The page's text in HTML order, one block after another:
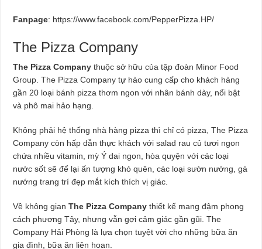
Fanpage: https://www.facebook.com/PepperPizza.HP/
The Pizza Company
The Pizza Companythuộc sở hữu của tập đoàn Minor Food
Group. The Pizza Company tự hào cung cấp cho khách hàng
gần 20 loại bánh pizza thơm ngon với nhân bánh dày, nổi bật
và phô mai hảo hạng.
Không phải hệ thống nhà hàng pizza thì chỉ có pizza, The Pizza
Company còn hấp dẫn thực khách với salad rau củ tươi ngon
chứa nhiều vitamin, mỳ Ý dai ngon, hòa quyện với các loại
nước sốt sẽ để lại ấn tượng khó quên, các loại sườn nướng, gà
nướng trang trí đẹp mắt kích thích vị giác.
Về không gianThe Pizza Companythiết kế mang đậm phong
cách phương Tây, nhưng vẫn gợi cảm giác gần gũi. The
Company Hải Phòng là lựa chọn tuyệt vời cho những bữa ăn
gia đình, bữa ăn liên hoan.